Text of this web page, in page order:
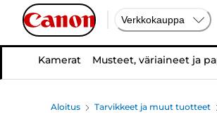
Verkkokauppa
Kamerat Musteet, väriaineet ja
Aloitus Tarvikkeet ja muut tuotteet